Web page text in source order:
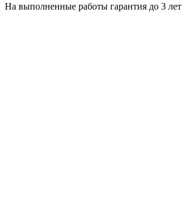
На выполненные работы гарантия до 3 лет